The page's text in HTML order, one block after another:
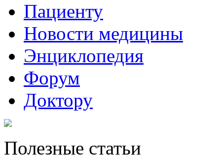
Пациенту
Новости медицины
Энциклопедия
Форум
Доктору
Полезные статьи